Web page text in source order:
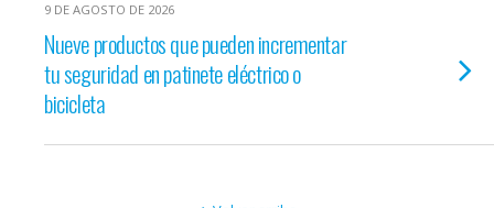
9 DE AGOSTO DE 2026
Nueve productos que pueden incrementar
tu seguridad en patinete eléctrico o
bicicleta